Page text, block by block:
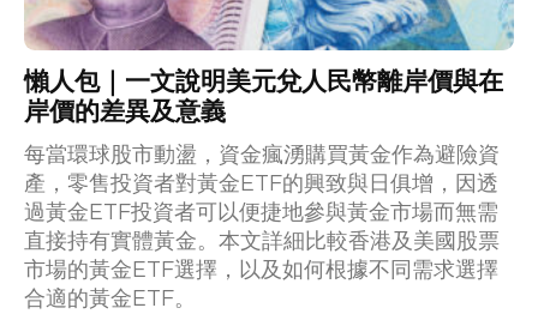
懶人包｜一文說明美元兌人民幣離岸價與在
岸價的差異及意義
每當環球股市動盪，資金瘋湧購買黃金作為避險資
產，零售投資者對黃金ETF的興致與日俱增，因透
過黃金ETF投資者可以便捷地參與黃金市場而無需
直接持有實體黃金。本文詳細比較香港及美國股票
市場的黃金ETF選擇，以及如何根據不同需求選擇
合適的黃金ETF。